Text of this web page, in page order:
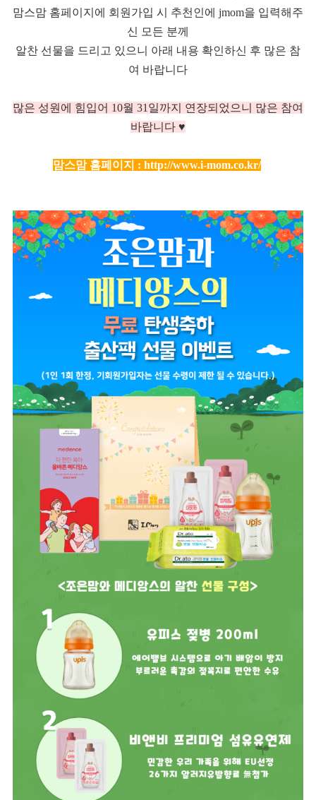
맘스맘 홈페이지에 회원가입 시 추천인에 jmom을 입력해주
신 모든 분께
알찬 선물을 드리고 있으니 아래 내용 확인하신 후 많은 참
여 바랍니다
많은 성원에 힘입어 10월 31일까지 연장되었으니 많은 참여
바랍니다 ♥
맘스맘 홈페이지 : http://www.i-mom.co.kr/